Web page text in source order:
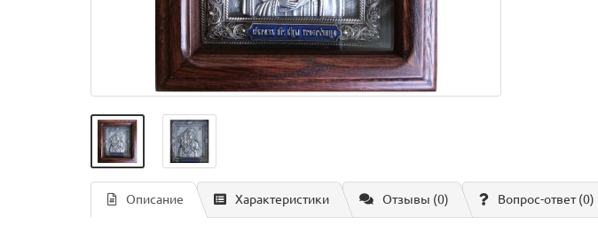
Описание Характеристики Отзывы (0) Вопрос-ответ(0)